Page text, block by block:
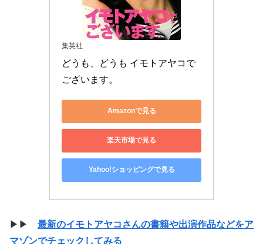
集英社
どうも、どうも イモトアヤコで
ございます。
Amazonで見る
楽天市場で見る
Yahoo!ショッピングで見る
▶▶ 最新のイモトアヤコさんの書籍や出演作品などをア
マゾンでチェックしてみる